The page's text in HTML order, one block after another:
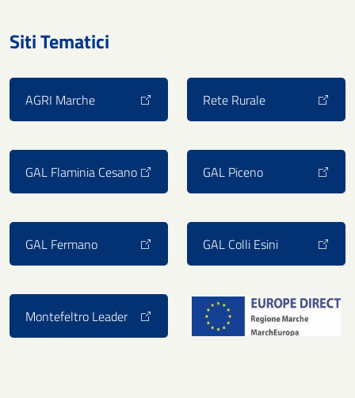
Siti Tematici
AGRI Marche Rete Rurale
GAL Flaminia Cesano GAL Piceno
GAL Fermano GAL Colli Esini
Montefeltro Leader